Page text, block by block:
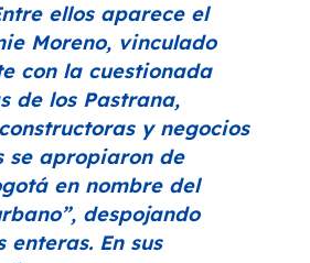
ellos aparece el
Moreno, vinculado
con la cuestionada
de los Pastrana,
y negocios
se apropiaron de
en nombre del
, despojando
enteras. En sus